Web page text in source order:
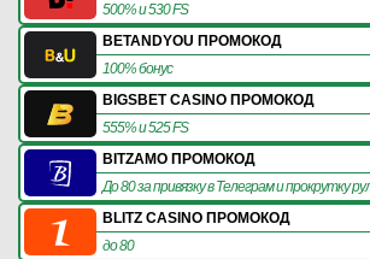
500% и 530 FS
BETANDYOU ПРОМОКОД
100% бонус
BIGSBET CASINO ПРОМОКОД
555% и 525 FS
BITZAMO ПРОМОКОД
До 80 за привязку в Телеграм и прокрутку
BLITZ CASINO ПРОМОКОД
до 80